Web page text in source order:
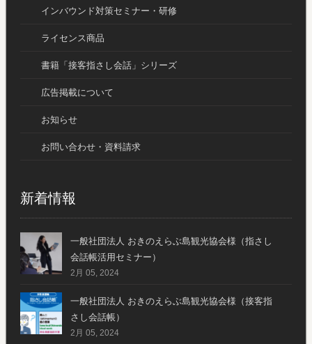
インバウンド対策セミナー・研修
ライセンス商品
書籍「接客指さし会話」シリーズ
広告掲載について
お知らせ
お問い合わせ・資料請求
新着情報
一般社団法人 おきのえらぶ島観光協会様（指さし
会話帳活用セミナー）
2月 05, 2024
一般社団法人 おきのえらぶ島観光協会様（接客指
さし会話帳）
2月 05, 2024